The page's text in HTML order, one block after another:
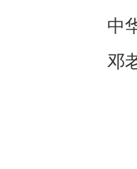
中
邓